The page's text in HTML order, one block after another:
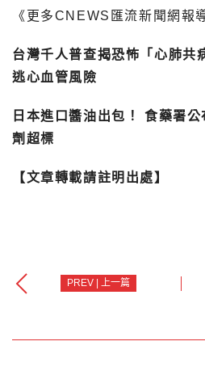
《更多CNEWS匯流新聞網報
台灣千人普查揭恐怖「心肺共
逃心血管風險
日本進口醬油出包！ 食藥署
劑超標
【文章轉載請註明出處】
PREV | 上一篇